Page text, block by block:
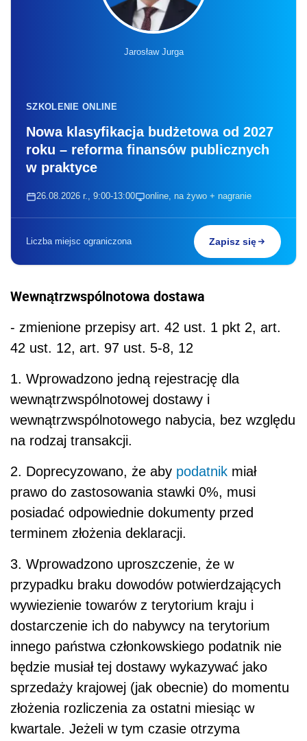
Jarosław Jurga
SZKOLENIE ONLINE
Nowa klasyfikacja budżetowa od 2027
roku – reforma finansów publicznych
w praktyce
26.08.2026 r., 9:00-13:00 online, na żywo + nagranie
Liczba miejsc ograniczona Zapisz się
Wewnątrzwspólnotowa dostawa
- zmienione przepisy art. 42 ust. 1 pkt 2, art.
42 ust. 12, art. 97 ust. 5-8, 12
1. Wprowadzono jedną rejestrację dla
wewnątrzwspólnotowej dostawy i
wewnątrzwspólnotowego nabycia, bez względu
na rodzaj transakcji.
2. Doprecyzowano, że aby podatnik miał
prawo do zastosowania stawki 0%, musi
posiadać odpowiednie dokumenty przed
terminem złożenia deklaracji.
3. Wprowadzono uproszczenie, że w
przypadku braku dowodów potwierdzających
wywiezienie towarów z terytorium kraju i
dostarczenie ich do nabywcy na terytorium
innego państwa członkowskiego podatnik nie
będzie musiał tej dostawy wykazywać jako
sprzedaży krajowej (jak obecnie) do momentu
złożenia rozliczenia za ostatni miesiąc w
kwartale. Jeżeli w tym czasie otrzyma